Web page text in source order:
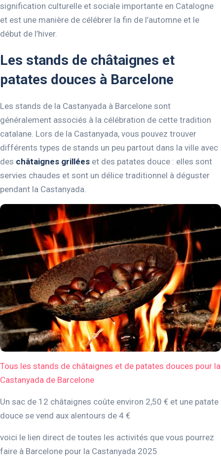
signification culturelle et sociale importante en Catalogne
et est une manière de célébrer la fin de l’automne et le
début de l’hiver.
Les stands de châtaignes et
patates douces à Barcelone
Les stands de la Castanyada à Barcelone sont
généralement associés à la célébration de cette tradition
catalane. Lors de la Castanyada, vous pouvez trouver
différents types de stands un peu partout dans la ville avec
des châtaignes grillées et des patates douce : elles sont
servies chaudes et sont un délice traditionnel à déguster
pendant la Castanyada.
Tous les stands de châtaignes et de patates douces pour la
Castanyada de Barcelone
Un sac de 12 châtaignes coûte environ 2,50 € et une patate
douce se vend aux alentours de 4 €
voici le lien direct de toutes les activités que vous pourrez
faire à Barcelone pour la Castanyada 2025